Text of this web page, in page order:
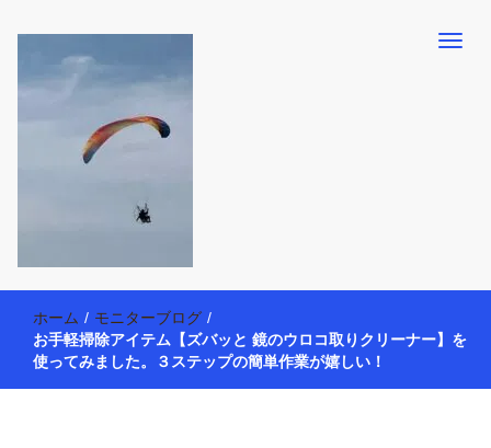
働く母の40代を楽しむ方法
ー活動を通して、豊かな生活を楽しんでいます。懸賞やモニター生
活だけでなく、大好きな【旅行・温泉・食育・美容健康アイテム探
索】も全力で楽しみます。
ホーム / モニターブログ /
お手軽掃除アイテム【ズバッと 鏡のウロコ取りクリーナー】を
使ってみました。３ステップの簡単作業が嬉しい！